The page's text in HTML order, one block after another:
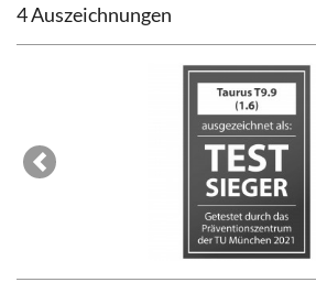
4 Auszeichnungen
Previous